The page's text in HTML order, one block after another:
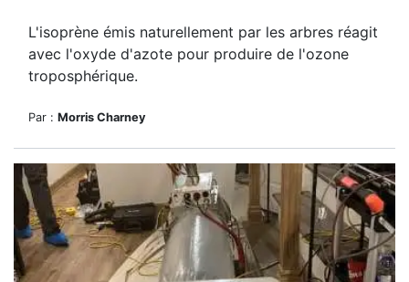
L'isoprène émis naturellement par les arbres réagit
avec l'oxyde d'azote pour produire de l'ozone
troposphérique.
Par : Morris Charney